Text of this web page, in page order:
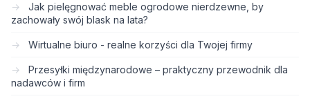
Jak pielęgnować meble ogrodowe nierdzewne, by
zachowały swój blask na lata?
Wirtualne biuro - realne korzyści dla Twojej firmy
Przesyłki międzynarodowe – praktyczny przewodnik dla
nadawców i firm